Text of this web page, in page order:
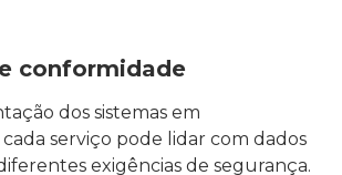
conformidade
dos sistemas em
cada serviço pode lidar com dados
exigências de segurança.